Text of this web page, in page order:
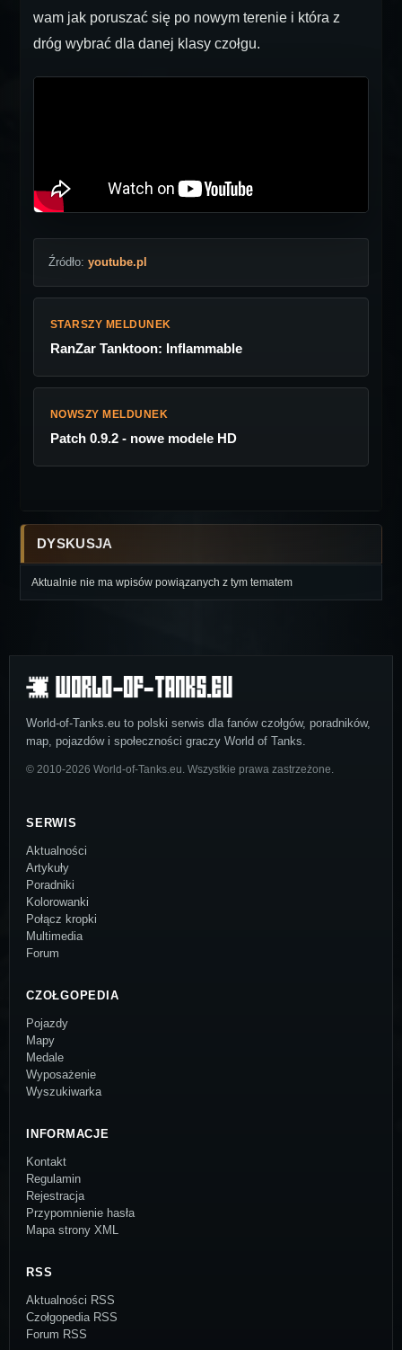
wam jak poruszać się po nowym terenie i która z
dróg wybrać dla danej klasy czołgu.
Źródło: youtube.pl
STARSZY MELDUNEK
RanZar Tanktoon: Inflammable
NOWSZY MELDUNEK
Patch 0.9.2 - nowe modele HD
DYSKUSJA
Aktualnie nie ma wpisów powiązanych z tym tematem
World-of-Tanks.eu to polski serwis dla fanów czołgów, poradników,
map, pojazdów i społeczności graczy World of Tanks.
© 2010-2026 World-of-Tanks.eu. Wszystkie prawa zastrzeżone.
SERWIS
Aktualności
Artykuły
Poradniki
Kolorowanki
Połącz kropki
Multimedia
Forum
CZOŁGOPEDIA
Pojazdy
Mapy
Medale
Wyposażenie
Wyszukiwarka
INFORMACJE
Kontakt
Regulamin
Rejestracja
Przypomnienie hasła
Mapa strony XML
RSS
Aktualności RSS
Czołgopedia RSS
Forum RSS